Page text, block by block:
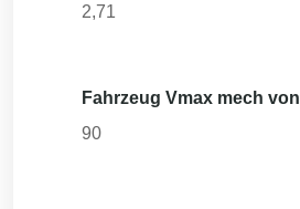
2,71
Fahrzeug Vmax mech von
90